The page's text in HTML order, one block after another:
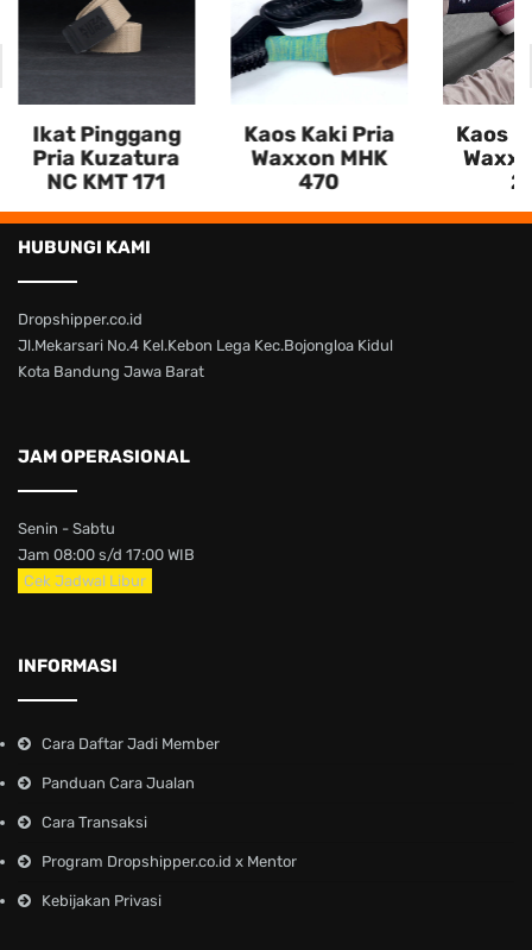
Ikat Pinggang
Pria Kuzatura
NC KMT 171
Kaos Kaki Pria
Waxxon MHK
470
Kaos
HUBUNGI KAMI
Dropshipper.co.id
Jl.Mekarsari No.4 Kel.Kebon Lega Kec.Bojongloa Kidul
Kota Bandung Jawa Barat
JAM OPERASIONAL
Senin - Sabtu
Jam 08:00 s/d 17:00 WIB
Cek Jadwal Libur
INFORMASI
Cara Daftar Jadi Member
Panduan Cara Jualan
Cara Transaksi
Program Dropshipper.co.id x Mentor
Kebijakan Privasi